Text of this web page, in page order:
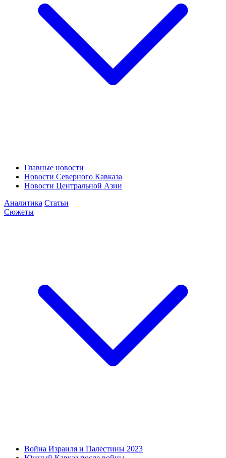
Главные новости
Новости Северного Кавказа
Новости Центральной Азии
Аналитика Статьи
Сюжеты
Война Израиля и Палестины 2023